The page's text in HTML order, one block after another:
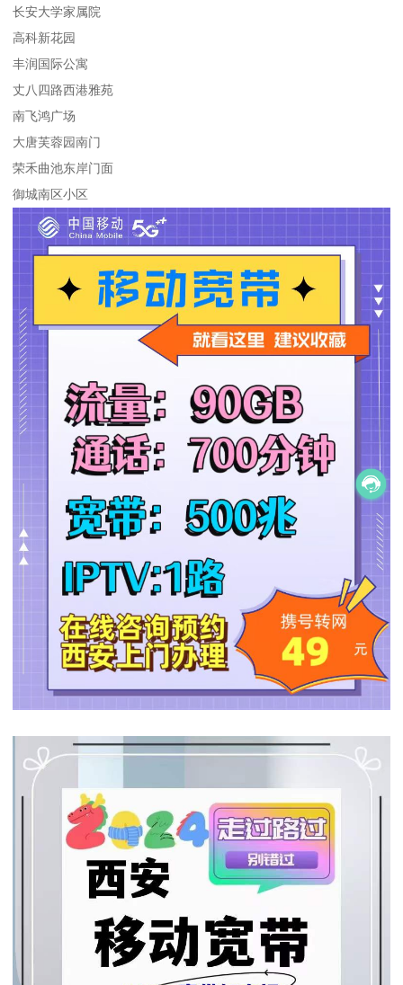
长安大学家属院
高科新花园
丰润国际公寓
丈八四路西港雅苑
南飞鸿广场
大唐芙蓉园南门
荣禾曲池东岸门面
御城南区小区